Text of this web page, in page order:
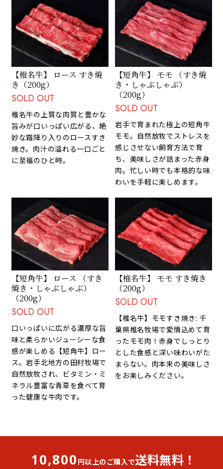
【椎名牛】 ロース すき焼
き（200g）
SOLD OUT
椎名牛の上質な肉質と豊かな
旨みが口いっぱい広がる、絶
妙な霜降り入りのロースすき
焼き。肉汁の溢れる一口ごと
に至福のひと時。
【短角牛】 モモ （すき焼
き・しゃぶしゃぶ）
（200g）
SOLD OUT
岩手で育まれた極上の短角牛
モモ。自然放牧でストレスを
感じさせない飼育方法で育
ち、美味しさが詰まった赤身
肉。忙しい時でも本格的な味
わいを手軽に楽しめます。
【短角牛】 ロース （すき
焼き・しゃぶしゃぶ）
（200g）
SOLD OUT
口いっぱいに広がる濃厚な旨
味と柔らかいジューシーな食
感が楽しめる【短角牛】ロー
ス。岩手北地方の田村牧場で
自然放牧され、ビタミン・ミ
ネラル豊富な青草を食べて育
った健康な牛肉です。
【椎名牛】 モモ すき焼き
（200g）
SOLD OUT
【椎名牛】モモすき焼き: 千
葉県椎名牧場で愛情込めて育
ったモモ肉！赤身でしっとり
とした食感と深い味わいがた
まらない。肉本来の美味しさ
をお楽しみください。
10,800 円以上のご購入で送料無料！